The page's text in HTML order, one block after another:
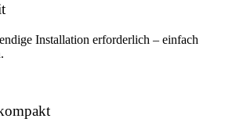
Installation erforderlich – einfach